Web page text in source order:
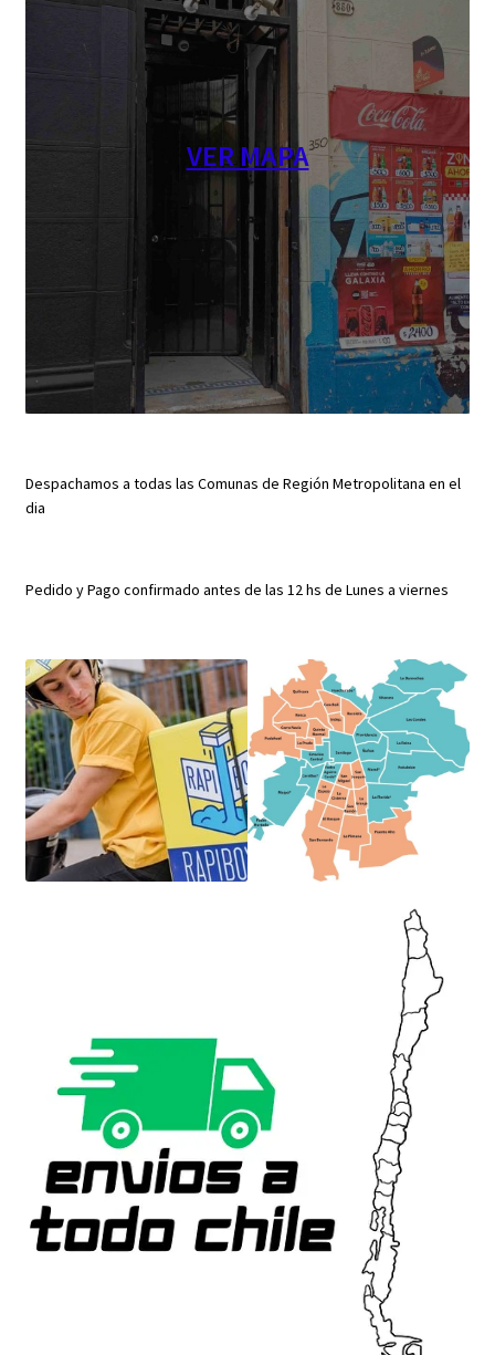
VER MAPA
Despachamos a todas las Comunas de Región Metropolitana en el
dia
Pedido y Pago confirmado antes de las 12 hs de Lunes a viernes